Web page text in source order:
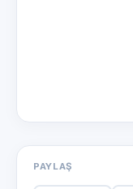
PAYLAŞ